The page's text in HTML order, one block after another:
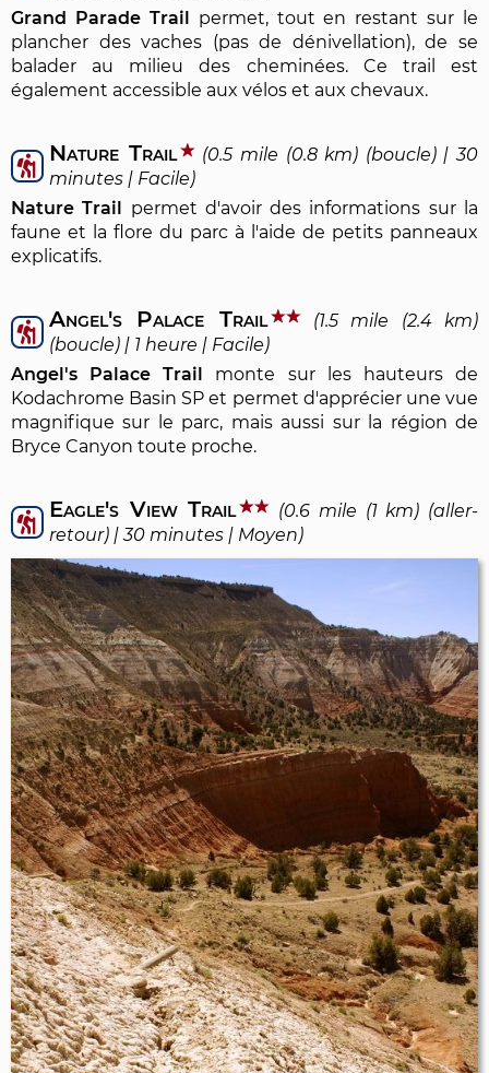
Grand Parade Trail permet, tout en restant sur le
plancher des vaches (pas de dénivellation), de se
balader au milieu des cheminées. Ce trail est
également accessible aux vélos et aux chevaux.
Nature Trail
(0.5 mile (0.8 km) (boucle) | 30
minutes | Facile)
Nature Trail permet d'avoir des informations sur la
faune et la flore du parc à l'aide de petits panneaux
explicatifs.
Angel's Palace Trail
(1.5 mile (2.4 km)
(boucle) | 1 heure | Facile)
Angel's Palace Trail monte sur les hauteurs de
Kodachrome Basin SP et permet d'apprécier une vue
magnifique sur le parc, mais aussi sur la région de
Bryce Canyon toute proche.
Eagle's View Trail
(0.6 mile (1 km) (aller-
retour) | 30 minutes | Moyen)